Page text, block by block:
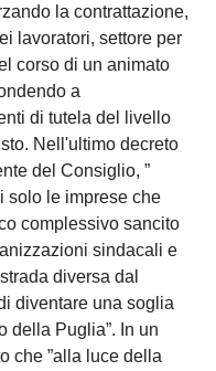
la contrattazione,
lavoratori, settore per
corso di un animato
a
di tutela del livello
Nell'ultimo decreto
del Consiglio, ”
solo le imprese che
complessivo sancito
sindacali e
diversa dal
diventare una soglia
della Puglia”. In un
che ”alla luce della